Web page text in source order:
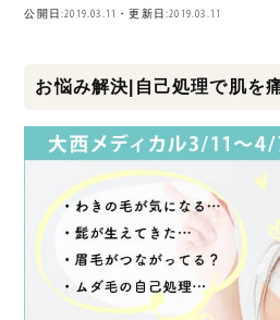
公開日:2019.03.11・更新日:2019.03.11
お悩み解決|自己処理で肌を